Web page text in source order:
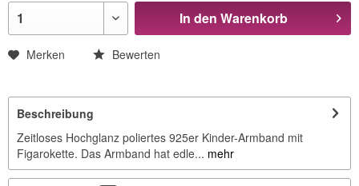
In den Warenkorb
Merken Bewerten
Beschreibung
Zeitloses Hochglanz poliertes 925er Kinder-Armband mit
Figarokette. Das Armband hat edle... mehr